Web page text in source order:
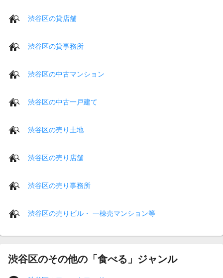
渋谷区の貸店舗
渋谷区の貸事務所
渋谷区の中古マンション
渋谷区の中古一戸建て
渋谷区の売り土地
渋谷区の売り店舗
渋谷区の売り事務所
渋谷区の売りビル・ 一棟売マンション等
渋谷区のその他の「食べる」ジャンル